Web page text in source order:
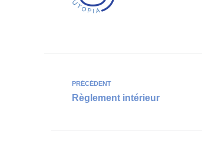
PRÉCÉDENT
Règlement intérieur